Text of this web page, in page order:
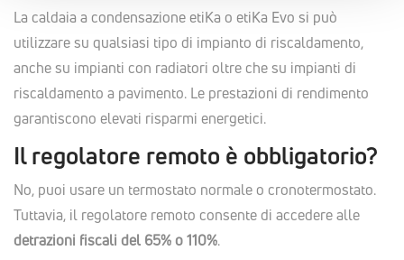
La caldaia a condensazione etiKa o etiKa Evo si può
utilizzare su qualsiasi tipo di impianto di riscaldamento,
anche su impianti con radiatori oltre che su impianti di
riscaldamento a pavimento. Le prestazioni di rendimento
garantiscono elevati risparmi energetici.
Il regolatore remoto è obbligatorio?
No, puoi usare un termostato normale o cronotermostato.
Tuttavia, il regolatore remoto consente di accedere alle
detrazioni fiscali del 65% o 110%.